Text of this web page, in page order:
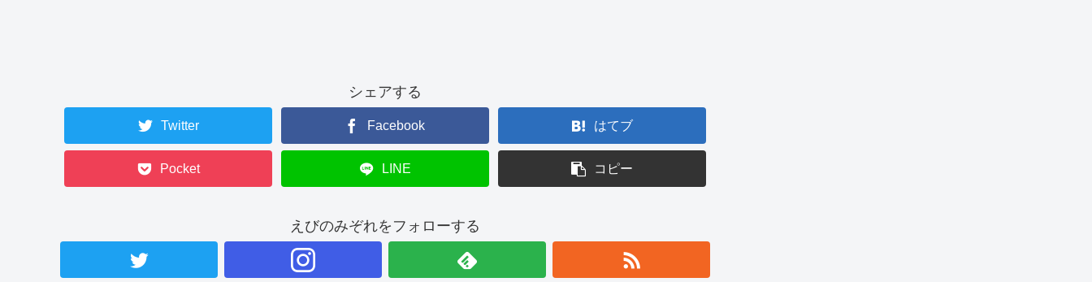
シェアする
Twitter Facebook はてブ
Pocket LINE コピー
えびのみぞれをフォローする